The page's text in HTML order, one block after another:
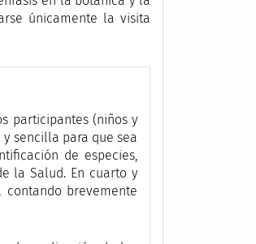
únicamente la visita
participantes (niños y
sencilla para que sea
de especies,
la Salud. En cuarto y
brevemente